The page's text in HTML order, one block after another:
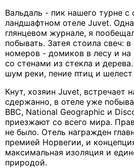
Вальдаль - пик нашего турне с
ландшафтном отеле Juvet.
глянцевом журнале, я
побывать. Затея стоила свеч:
номеров - домиков в лесу и на
со стенами из стекла и
шум реки, пение птиц и шелест
Кнут, хозяин Juvet, встречает
сдержанно, в отеле уже
BBC, National Geographic и
приезжают со всего мира.
не было. Отель награжден
премией Норвегии, и
максимальная изоляция и
природой.